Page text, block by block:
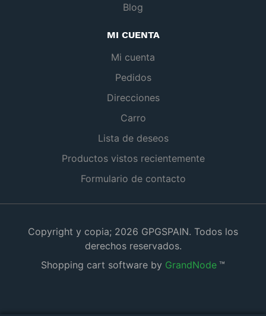
Blog
MI CUENTA
Mi cuenta
Pedidos
Direcciones
Carro
Lista de deseos
Productos vistos recientemente
Formulario de contacto
Copyright y copia; 2026 GPGSPAIN. Todos los
derechos reservados.
Shopping cart software by GrandNode ™